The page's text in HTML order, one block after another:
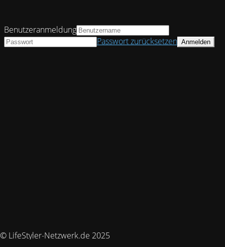
© LifeStyler-Netzwerk.de 2025
Benutzeranmeldung
Passwort zurücksetzen